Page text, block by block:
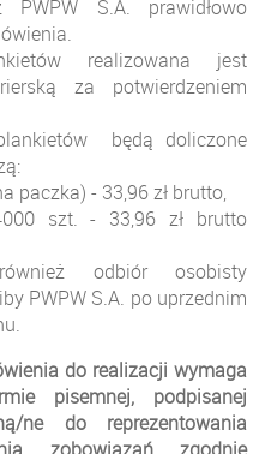
PWPW S.A. prawidłowo
realizowana jest
za potwierdzeniem
będą doliczone
paczka) - 33,96 zł brutto,
szt. - 33,96 zł brutto
odbiór osobisty
PWPW S.A. po uprzednim
do realizacji wymaga
pisemnej, podpisanej
ne do reprezentowania